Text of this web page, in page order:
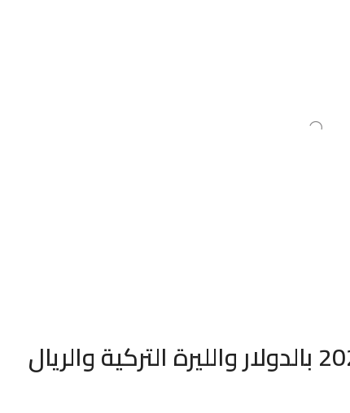
أسعار الشقق في تركيا 2025 بالدولار والليرة التركية والريال